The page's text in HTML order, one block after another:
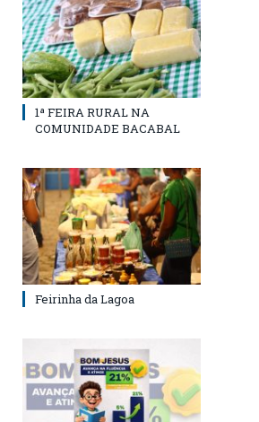
1ª FEIRA RURAL NA
COMUNIDADE BACABAL
Feirinha da Lagoa